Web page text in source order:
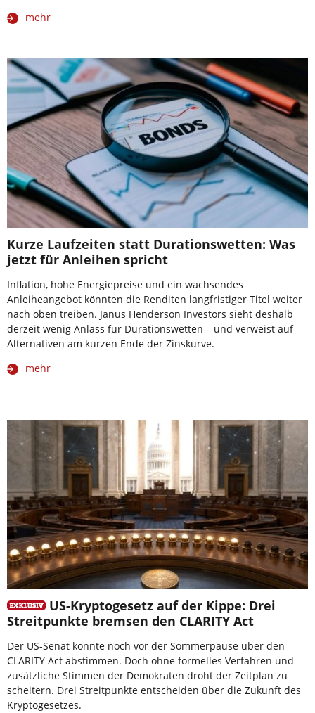
mehr
Kurze Laufzeiten statt Durationswetten: Was
jetzt für Anleihen spricht
Inflation, hohe Energiepreise und ein wachsendes
Anleiheangebot könnten die Renditen langfristiger Titel weiter
nach oben treiben. Janus Henderson Investors sieht deshalb
derzeit wenig Anlass für Durationswetten – und verweist auf
Alternativen am kurzen Ende der Zinskurve.
mehr
US-Kryptogesetz auf der Kippe: Drei
Streitpunkte bremsen den CLARITY Act
Der US-Senat könnte noch vor der Sommerpause über den
CLARITY Act abstimmen. Doch ohne formelles Verfahren und
zusätzliche Stimmen der Demokraten droht der Zeitplan zu
scheitern. Drei Streitpunkte entscheiden über die Zukunft des
Kryptogesetzes.